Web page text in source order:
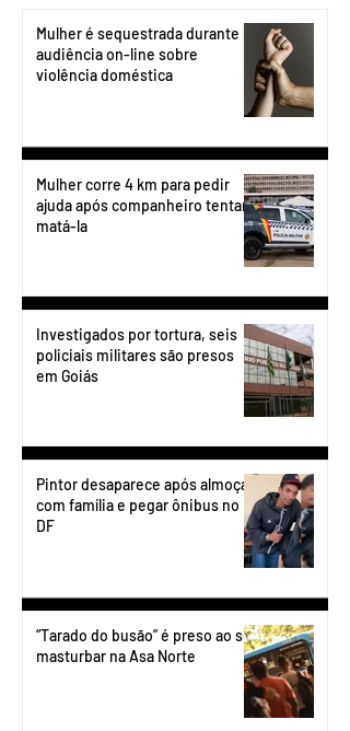
Mulher é sequestrada durante
audiência on-line sobre
violência doméstica
Mulher corre 4 km para pedir
ajuda após companheiro tentar
matá-la
Investigados por tortura, seis
policiais militares são presos
em Goiás
Pintor desaparece após almoçar
com família e pegar ônibus no
DF
“Tarado do busão” é preso ao se
masturbar na Asa Norte